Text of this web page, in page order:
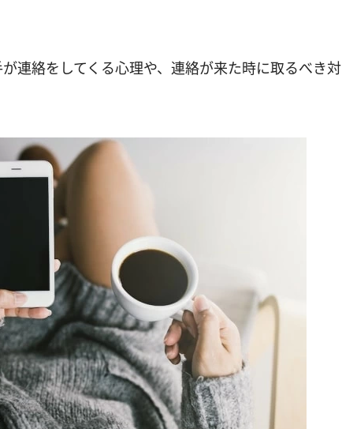
連絡をしてくる心理や、連絡が来た時に取るべき対